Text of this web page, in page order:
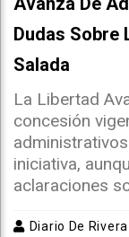
Dudas Sobre
Salada
La Libertad
concesión
iniciativa,
aclaraciones
Diario De Rivera